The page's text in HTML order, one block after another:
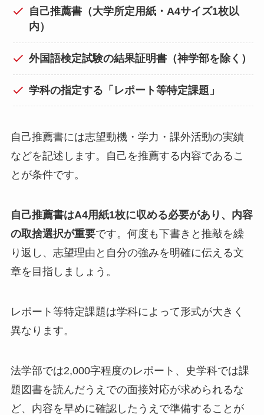
自己推薦書（大学所定用紙・A4サイズ1枚以
内）
外国語検定試験の結果証明書（神学部を除く）
学科の指定する「レポート等特定課題」
自己推薦書には志望動機・学力・課外活動の実績
などを記述します。自己を推薦する内容であるこ
とが条件です。
自己推薦書はA4用紙1枚に収める必要があり、内容
の取捨選択が重要です。何度も下書きと推敲を繰
り返し、志望理由と自分の強みを明確に伝える文
章を目指しましょう。
レポート等特定課題は学科によって形式が大きく
異なります。
法学部では2,000字程度のレポート、史学科では課
題図書を読んだうえでの面接対応が求められるな
ど、内容を早めに確認したうえで準備することが